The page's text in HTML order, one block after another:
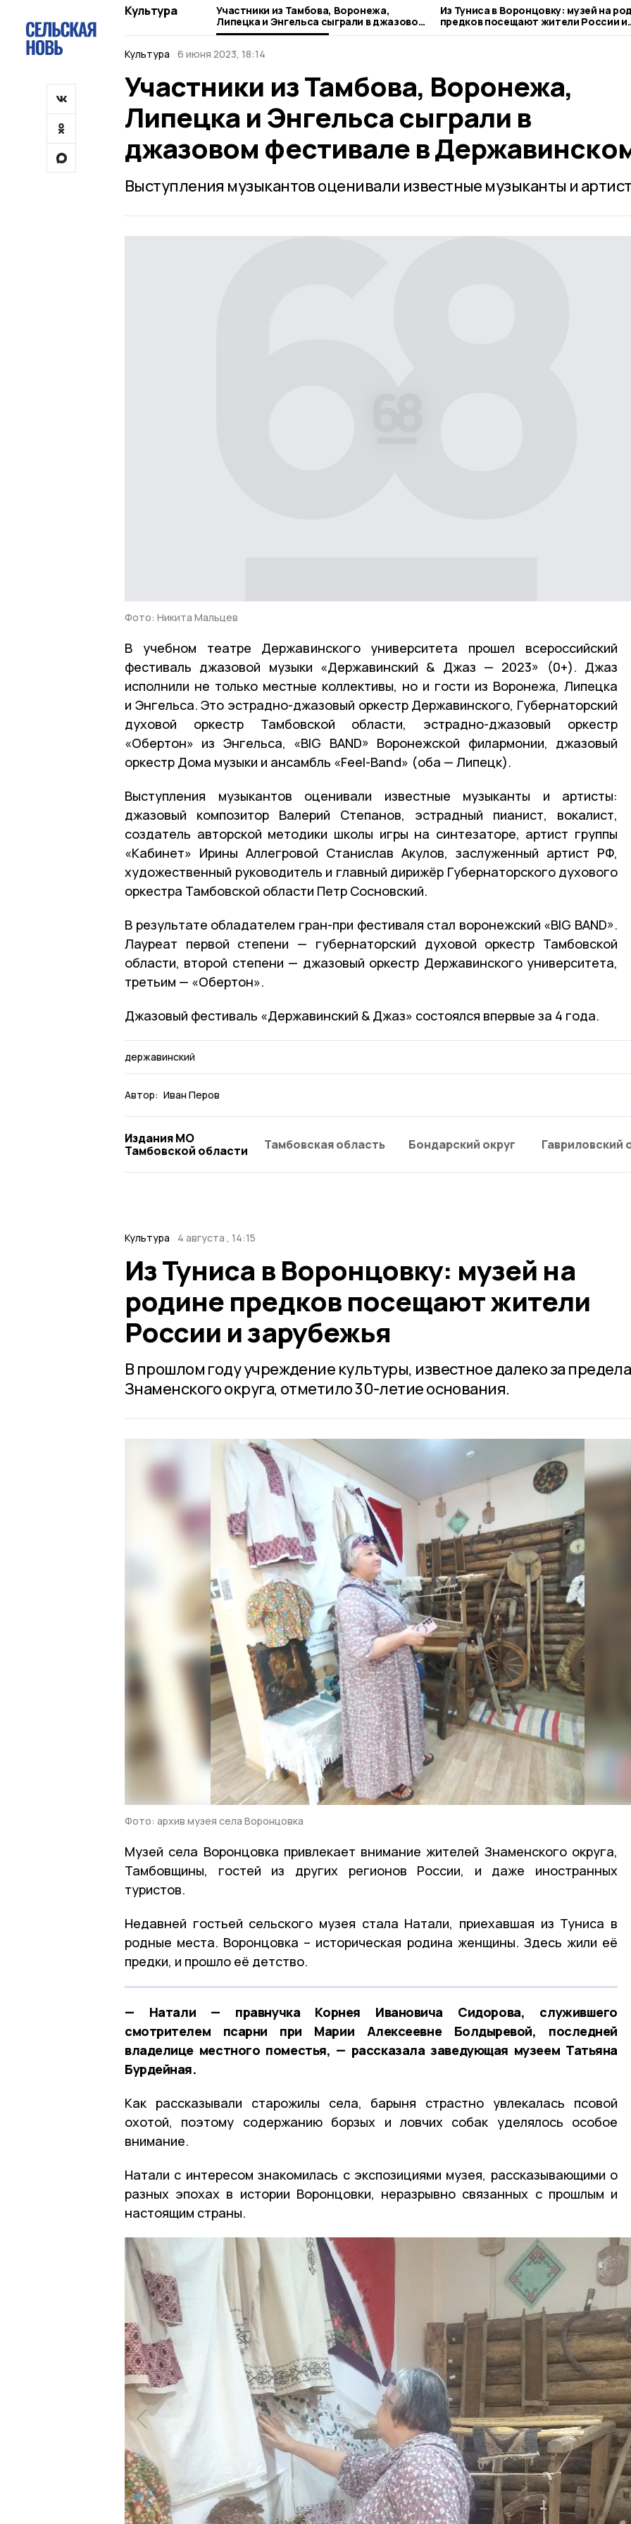
Культура
Участники из Тамбова, Воронежа,
Липецка и Энгельса сыграли в джазовом
фестивале в Державинском
Из Туниса в Воронцовку: музей на
предков посещают жители России и
зарубежья
Культура
6 июня 2023, 18:14
Участники из Тамбова, Воронежа,
Липецка и Энгельса сыграли в
джазовом фестивале в
Выступления музыкантов оценивали известные музыканты и
Фото: Никита Мальцев
В учебном театре Державинского университета прошел всероссийский
фестиваль джазовой музыки «Державинский & Джаз — 2023» (0+). Джаз
исполнили не только местные коллективы, но и гости из Воронежа, Липецка
и Энгельса. Это эстрадно-джазовый оркестр Державинского, Губернаторский
духовой оркестр Тамбовской области, эстрадно-джазовый оркестр
«Обертон» из Энгельса, «BIG BAND» Воронежской филармонии, джазовый
оркестр Дома музыки и ансамбль «Feel-Band» (оба — Липецк).
Выступления музыкантов оценивали известные музыканты и артисты:
джазовый композитор Валерий Степанов, эстрадный пианист, вокалист,
создатель авторской методики школы игры на синтезаторе, артист группы
«Кабинет» Ирины Аллегровой Станислав Акулов, заслуженный артист РФ,
художественный руководитель и главный дирижёр Губернаторского духового
оркестра Тамбовской области Петр Сосновский.
В результате обладателем гран-при фестиваля стал воронежский «BIG BAND».
Лауреат первой степени — губернаторский духовой оркестр Тамбовской
области, второй степени — джазовый оркестр Державинского университета,
третьим — «Обертон».
Джазовый фестиваль «Державинский & Джаз» состоялся впервые за 4 года.
державинский
Автор: Иван Перов
Издания МО
Тамбовской области
Тамбовская область Бондарский округ Гавриловский
Культура 4 августа , 14:15
Из Туниса в Воронцовку: музей на
родине предков посещают жители
России и зарубежья
В прошлом году учреждение культуры, известное далеко за
Знаменского округа, отметило 30-летие основания.
Фото: архив музея села Воронцовка
Музей села Воронцовка привлекает внимание жителей Знаменского округа,
Тамбовщины, гостей из других регионов России, и даже иностранных
туристов.
Недавней гостьей сельского музея стала Натали, приехавшая из Туниса в
родные места. Воронцовка – историческая родина женщины. Здесь жили её
предки, и прошло её детство.
— Натали — правнучка Корнея Ивановича Сидорова, служившего
смотрителем псарни при Марии Алексеевне Болдыревой, последней
владелице местного поместья, — рассказала заведующая музеем Татьяна
Бурдейная.
Как рассказывали старожилы села, барыня страстно увлекалась псовой
охотой, поэтому содержанию борзых и ловчих собак уделялось особое
внимание.
Натали с интересом знакомилась с экспозициями музея, рассказывающими о
разных эпохах в истории Воронцовки, неразрывно связанных с прошлым и
настоящим страны.